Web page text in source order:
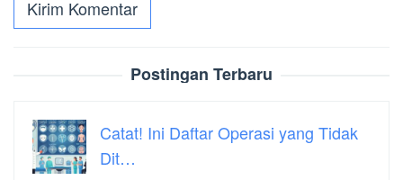
Postingan Terbaru
Catat! Ini Daftar Operasi yang Tidak
Dit…